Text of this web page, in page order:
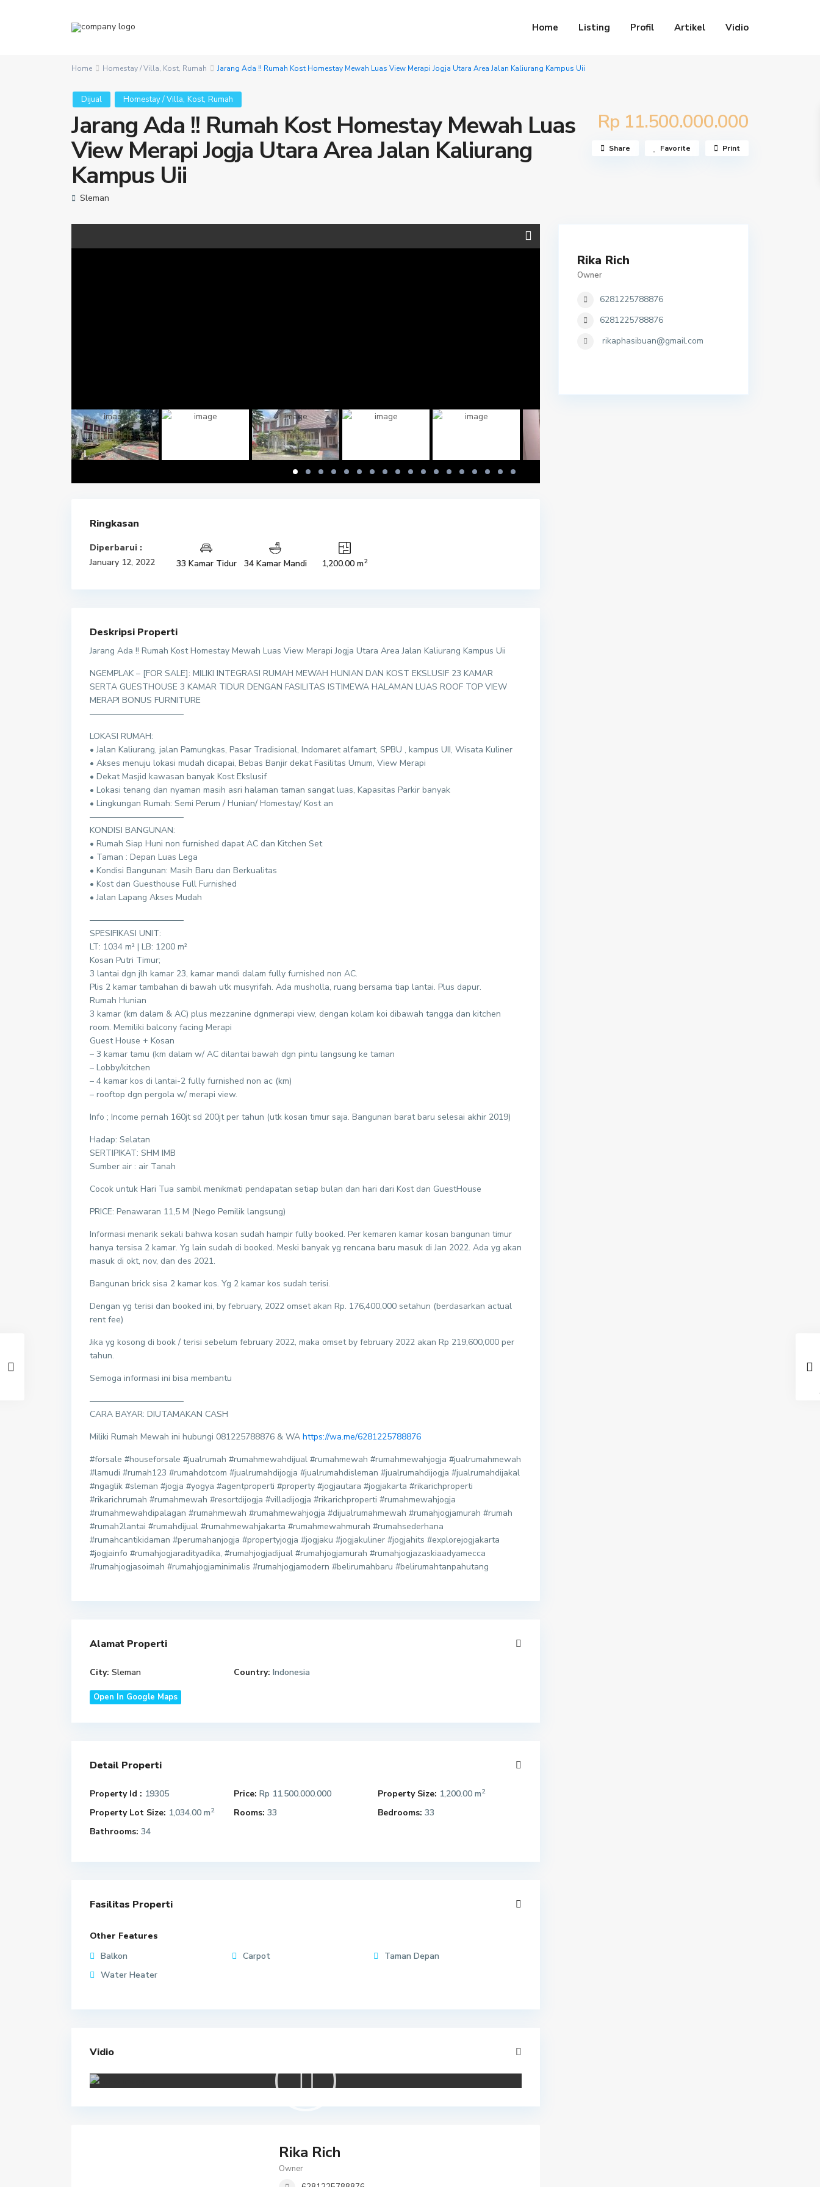
Home Listing Profil Artikel Vidio
Home Homestay / Villa, Kost, Rumah Jarang Ada !! Rumah Kost Homestay Mewah Luas View Merapi Jogja Utara Area Jalan Kaliurang Kampus Uii
Dijual Homestay / Villa, Kost, Rumah
Jarang Ada !! Rumah Kost Homestay Mewah Luas
View Merapi Jogja Utara Area Jalan Kaliurang
Kampus Uii
Rp 11.500.000.000
Sleman
Share Favorite Print
Ringkasan
Diperbarui :
January 12, 2022
33 Kamar Tidur 34 Kamar Mandi 1,200.00 m2
Deskripsi Properti
Jarang Ada !! Rumah Kost Homestay Mewah Luas View Merapi Jogja Utara Area Jalan Kaliurang Kampus Uii
NGEMPLAK – [FOR SALE]: MILIKI INTEGRASI RUMAH MEWAH HUNIAN DAN KOST EKSLUSIF 23 KAMAR
SERTA GUESTHOUSE 3 KAMAR TIDUR DENGAN FASILITAS ISTIMEWA HALAMAN LUAS ROOF TOP VIEW
MERAPI BONUS FURNITURE
———————————
LOKASI RUMAH:
• Jalan Kaliurang, jalan Pamungkas, Pasar Tradisional, Indomaret alfamart, SPBU , kampus UII, Wisata Kuliner
• Akses menuju lokasi mudah dicapai, Bebas Banjir dekat Fasilitas Umum, View Merapi
• Dekat Masjid kawasan banyak Kost Ekslusif
• Lokasi tenang dan nyaman masih asri halaman taman sangat luas, Kapasitas Parkir banyak
• Lingkungan Rumah: Semi Perum / Hunian/ Homestay/ Kost an
———————————
KONDISI BANGUNAN:
• Rumah Siap Huni non furnished dapat AC dan Kitchen Set
• Taman : Depan Luas Lega
• Kondisi Bangunan: Masih Baru dan Berkualitas
• Kost dan Guesthouse Full Furnished
• Jalan Lapang Akses Mudah
———————————
SPESIFIKASI UNIT:
LT: 1034 m² | LB: 1200 m²
Kosan Putri Timur;
3 lantai dgn jlh kamar 23, kamar mandi dalam fully furnished non AC.
Plis 2 kamar tambahan di bawah utk musyrifah. Ada musholla, ruang bersama tiap lantai. Plus dapur.
Rumah Hunian
3 kamar (km dalam & AC) plus mezzanine dgnmerapi view, dengan kolam koi dibawah tangga dan kitchen
room. Memiliki balcony facing Merapi
Guest House + Kosan
– 3 kamar tamu (km dalam w/ AC dilantai bawah dgn pintu langsung ke taman
– Lobby/kitchen
– 4 kamar kos di lantai-2 fully furnished non ac (km)
– rooftop dgn pergola w/ merapi view.
Info ; Income pernah 160jt sd 200jt per tahun (utk kosan timur saja. Bangunan barat baru selesai akhir 2019)
Hadap: Selatan
SERTIPIKAT: SHM IMB
Sumber air : air Tanah
Cocok untuk Hari Tua sambil menikmati pendapatan setiap bulan dan hari dari Kost dan GuestHouse
PRICE: Penawaran 11,5 M (Nego Pemilik langsung)
Informasi menarik sekali bahwa kosan sudah hampir fully booked. Per kemaren kamar kosan bangunan timur
hanya tersisa 2 kamar. Yg lain sudah di booked. Meski banyak yg rencana baru masuk di Jan 2022. Ada yg akan
masuk di okt, nov, dan des 2021.
Bangunan brick sisa 2 kamar kos. Yg 2 kamar kos sudah terisi.
Dengan yg terisi dan booked ini, by february, 2022 omset akan Rp. 176,400,000 setahun (berdasarkan actual
rent fee)
Jika yg kosong di book / terisi sebelum february 2022, maka omset by february 2022 akan Rp 219,600,000 per
tahun.
Semoga informasi ini bisa membantu
———————————
CARA BAYAR: DIUTAMAKAN CASH
Miliki Rumah Mewah ini hubungi 081225788876 & WA https://wa.me/6281225788876
#forsale #houseforsale #jualrumah #rumahmewahdijual #rumahmewah #rumahmewahjogja #jualrumahmewah
#lamudi #rumah123 #rumahdotcom #jualrumahdijogja #jualrumahdisleman #jualrumahdijogja #jualrumahdijakal
#ngaglik #sleman #jogja #yogya #agentproperti #property #jogjautara #jogjakarta #rikarichproperti
#rikarichrumah #rumahmewah #resortdijogja #villadijogja #rikarichproperti #rumahmewahjogja
#rumahmewahdipalagan #rumahmewah #rumahmewahjogja #dijualrumahmewah #rumahjogjamurah #rumah
#rumah2lantai #rumahdijual #rumahmewahjakarta #rumahmewahmurah #rumahsederhana
#rumahcantikidaman #perumahanjogja #propertyjogja #jogjaku #jogjakuliner #jogjahits #explorejogjakarta
#jogjainfo #rumahjogjaradityadika, #rumahjogjadijual #rumahjogjamurah #rumahjogjazaskiaadyamecca
#rumahjogjasoimah #rumahjogjaminimalis #rumahjogjamodern #belirumahbaru #belirumahtanpahutang
Alamat Properti
City: Sleman Country: Indonesia
Open In Google Maps
Detail Properti
Property Id : 19305 Price: Rp 11.500.000.000 Property Size: 1,200.00 m2
Property Lot Size: 1,034.00 m2 Rooms: 33 Bedrooms: 33
Bathrooms: 34
Fasilitas Properti
Other Features
Balkon
Carpot
Taman Depan
Water Heater
Vidio
Rika Rich
Owner
Rika Rich
Owner
6281225788876
6281225788876
rikaphasibuan@gmail.com